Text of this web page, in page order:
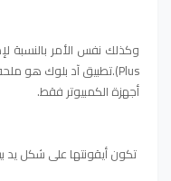
Plus). تطبيق آد بلوك هو
أجهزة الكمبيوتر فقط.
تكون أيقونتها على شكل يد